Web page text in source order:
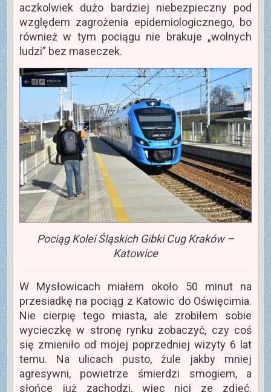
aczkolwiek dużo bardziej niebezpieczny pod
względem zagrożenia epidemiologicznego, bo
również w tym pociągu nie brakuje „wolnych
ludzi” bez maseczek.
Pociąg Kolei Śląskich Gibki Cug Kraków –
Katowice
W Mysłowicach miałem około 50 minut na
przesiadkę na pociąg z Katowic do Oświęcimia.
Nie cierpię tego miasta, ale zrobiłem sobie
wycieczkę w stronę rynku zobaczyć, czy coś
się zmieniło od mojej poprzedniej wizyty 6 lat
temu. Na ulicach pusto, żule jakby mniej
agresywni, powietrze śmierdzi smogiem, a
słońce już zachodzi, więc nici ze zdjęć.